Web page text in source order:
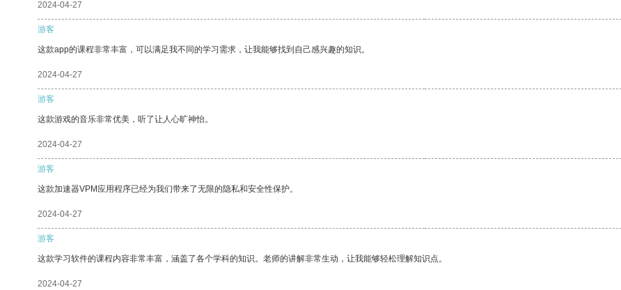
2024-04-27
游客
这款app的课程非常丰富，可以满足我不同的学习需求，让我能够找到自己感兴趣的知识。
2024-04-27
游客
这款游戏的音乐非常优美，听了让人心旷神怡。
2024-04-27
游客
这款加速器VPM应用程序已经为我们带来了无限的隐私和安全性保护。
2024-04-27
游客
这款学习软件的课程内容非常丰富，涵盖了各个学科的知识。老师的讲解非常生动，让我能够轻松理解知识点。
2024-04-27